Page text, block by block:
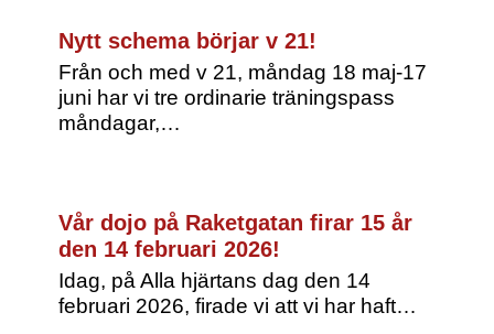
Nytt schema börjar v 21!
Från och med v 21, måndag 18 maj-17
juni har vi tre ordinarie träningspass
måndagar,…
Vår dojo på Raketgatan firar 15 år
den 14 februari 2026!
Idag, på Alla hjärtans dag den 14
februari 2026, firade vi att vi har haft…